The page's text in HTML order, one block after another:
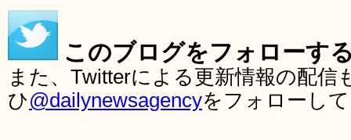
このブログをフォローす
また、Twitterによる更新情報の配
ひ@dailynewsagencyをフォローし